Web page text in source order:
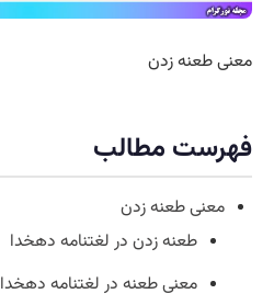
معنی طعنه زدن
فهرست مطالب
معنی طعنه زدن
طعنه زدن در لغتنامه دهخدا
معنی طعنه در لغتنامه دهخدا